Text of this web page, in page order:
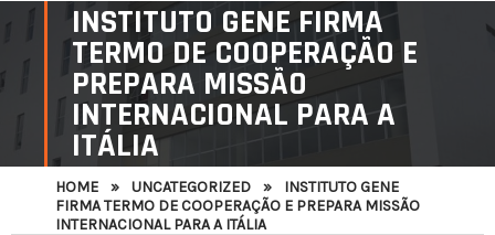
INSTITUTO GENE FIRMA
TERMO DE COOPERAÇÃO E
PREPARA MISSÃO
INTERNACIONAL PARA A
ITÁLIA
HOME » UNCATEGORIZED »
INSTITUTO GENE
FIRMA TERMO DE COOPERAÇÃO E PREPARA MISSÃO
INTERNACIONAL PARA A ITÁLIA